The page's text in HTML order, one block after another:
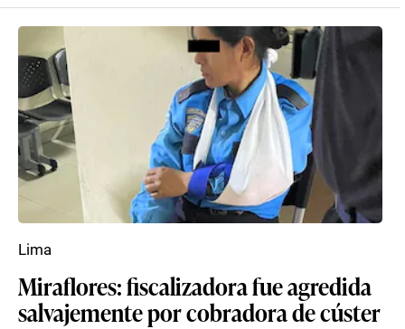
Miraflores: fiscalizadora fue agredida
salvajemente por cobradora de cúster
Lima